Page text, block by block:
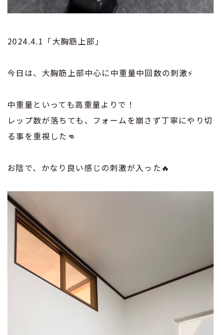
2024.4.1「大胸筋上部」
今日は、大胸筋上部中心に中重量中回数の刺激⚡️
中重量といっても高重量よりで！
レップ数が落ちても、フォームを崩さず丁寧にやり切
る事を重視した👊
お陰で、かなり良い感じの刺激が入った🔥